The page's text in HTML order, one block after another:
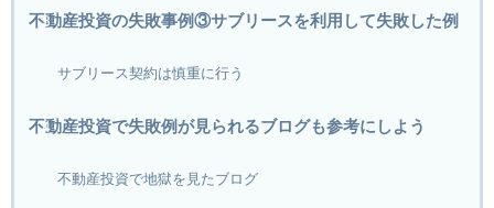
不動産投資の失敗事例③サブリースを利用して失敗した例
サブリース契約は慎重に行う
不動産投資で失敗例が見られるブログも参考にしよう
不動産投資で地獄を見たブログ